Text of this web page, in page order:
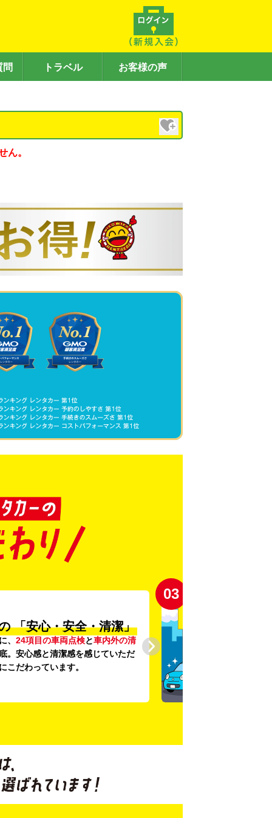
問 トラベル お客様の声
ん。
「安心・安全・清潔」
、 24項目の車両点検と車内外の清
。安心感と清潔感を感じていただ
こだわっています。
03